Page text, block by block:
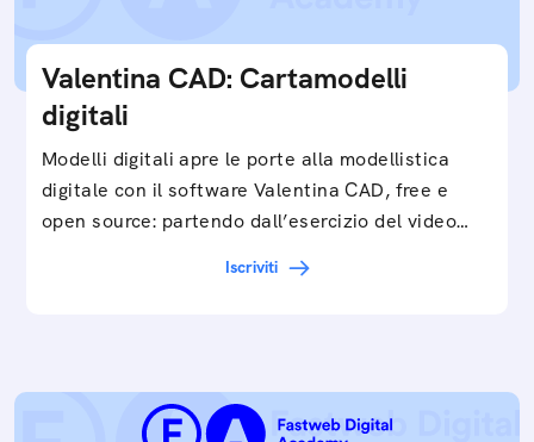
Valentina CAD: Cartamodelli
digitali
Modelli digitali apre le porte alla modellistica
digitale con il software Valentina CAD, free e
open source: partendo dall’esercizio del video…
Iscriviti